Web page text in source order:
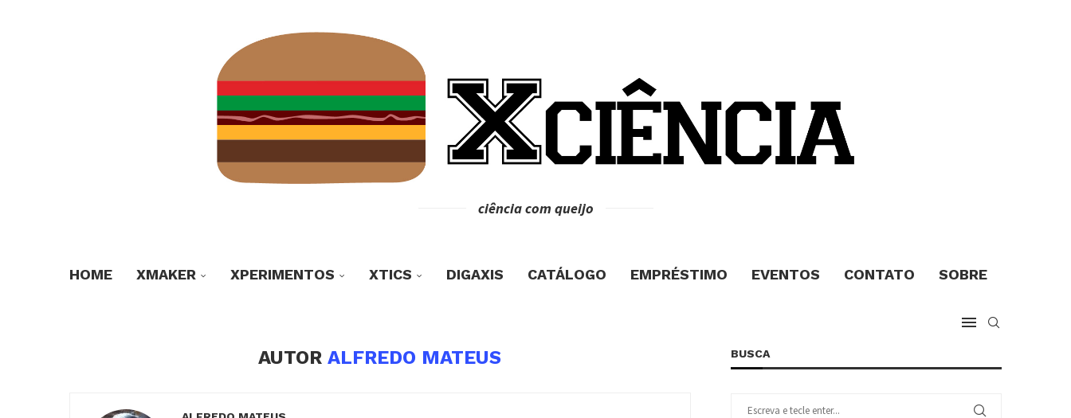
ciência com queijo
HOME XMAKER XPERIMENTOS XTICS DIGAXIS CATÁLOGO EMPRÉSTIMO EVENTOS CONTATO SOBRE
AUTORALFREDO MATEUS BUSCA